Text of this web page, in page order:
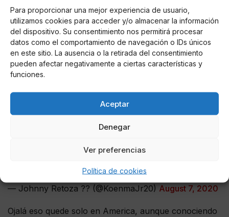
Para proporcionar una mejor experiencia de usuario,
utilizamos cookies para acceder y/o almacenar la información
del dispositivo. Su consentimiento nos permitirá procesar
datos como el comportamiento de navegación o IDs únicos
en este sitio. La ausencia o la retirada del consentimiento
pueden afectar negativamente a ciertas características y
funciones.
Aceptar
Denegar
Ver preferencias
Política de cookies
— This is (not) fine Hexe (@AndreaGaPi)
August 7, 2020
Ewww trash….. Eurovision is basically a European
tradition…. you can’t just take a tradition… I’m
sorry??????
EUROVISION ASIA SWEETIE IM SO SORRY
— Blue Cafe (@OttLepland)August 7, 2020
Deberia ser “US Song contest” NO AMERICA
pic.twitter.com/5TD3eQ922l
— Johnny Retoza ?? (@KoenmaJr20) August 7, 2020
Ojalá eso quede solo en America, aunque conociendo